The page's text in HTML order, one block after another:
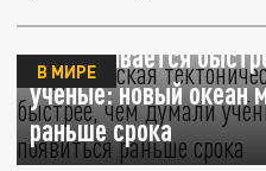
Африканская
раскалывается
учёные: новый океан
раньше срока
В МИРЕ